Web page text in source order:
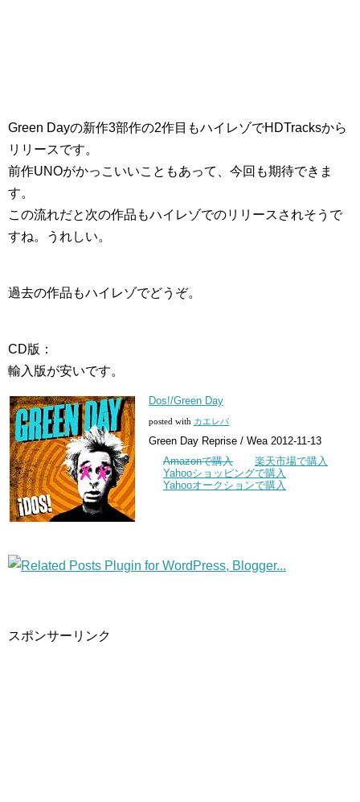
Green Dayの新作3部作の2作目もハイレゾでHDTracksから
リリースです。
前作UNOがかっこいいこともあって、今回も期待できま
す。
この流れだと次の作品もハイレゾでのリリースされそうで
すね。うれしい。
過去の作品もハイレゾでどうぞ。
CD版：
輸入版が安いです。
Dos!/Green Day
posted with カエレバ
Green Day Reprise / Wea 2012-11-13
Amazonで購入
楽天市場で購入
Yahooショッピングで購入
Yahooオークションで購入
スポンサーリンク